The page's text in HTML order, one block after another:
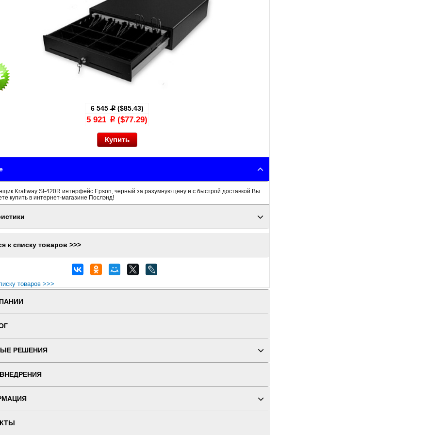
6 545p($85.43)
5 921 p ($77.29)
Kraftway SI-420R интерфейс Epson, черный за разумную цену и с быстрой доставкой Вы
купить в интернет-магазине Послэнд!
к списку товаров >>>
товаров >>>
РЕШЕНИЯ